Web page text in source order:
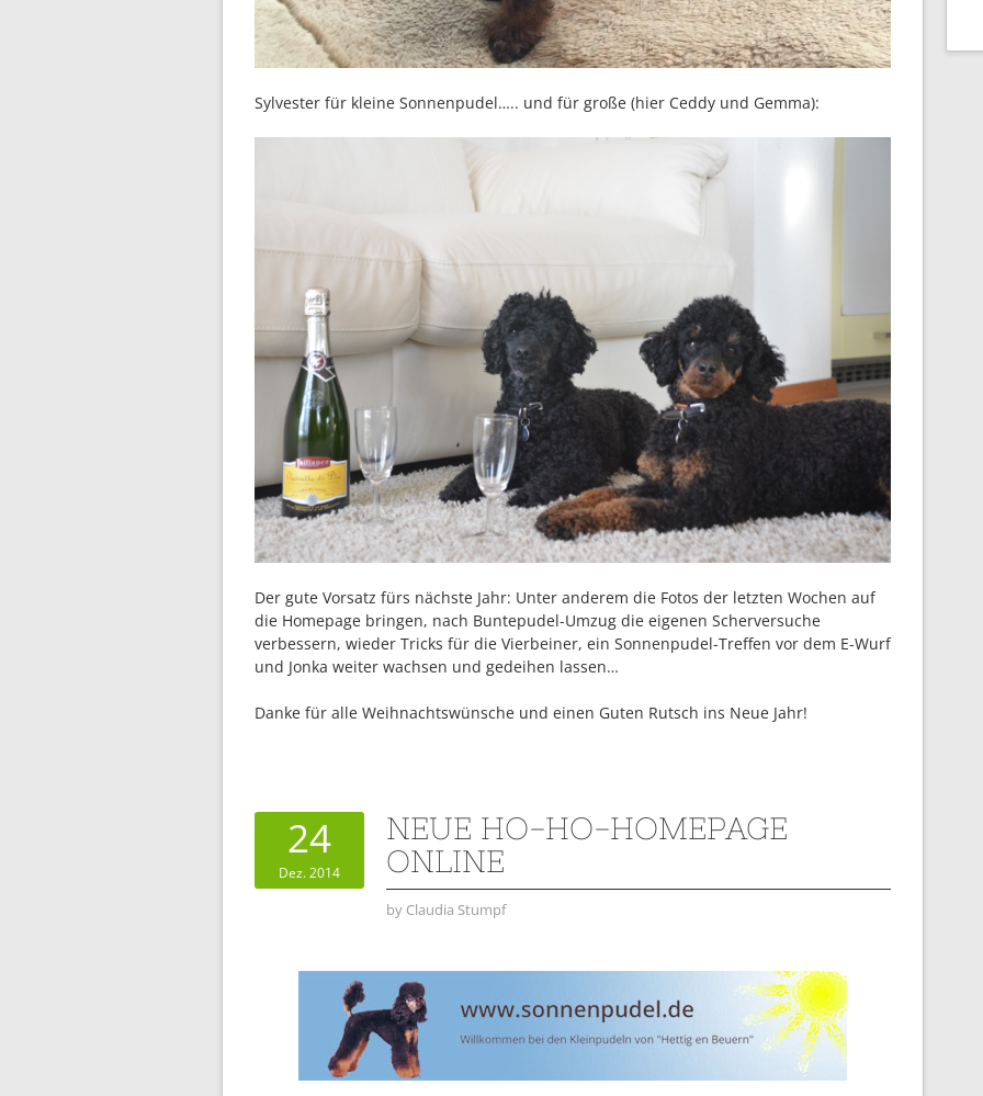
Sylvester für kleine Sonnenpudel….. und für große (hier Ceddy und Gemma):
Der gute Vorsatz fürs nächste Jahr: Unter anderem die Fotos der letzten Wochen auf
die Homepage bringen, nach Buntepudel-Umzug die eigenen Scherversuche
verbessern, wieder Tricks für die Vierbeiner, ein Sonnenpudel-Treffen vor dem E-Wurf
und Jonka weiter wachsen und gedeihen lassen…
Danke für alle Weihnachtswünsche und einen Guten Rutsch ins Neue Jahr!
24
Dez. 2014
NEUE HO-HO-HOMEPAGE
ONLINE
by Claudia Stumpf